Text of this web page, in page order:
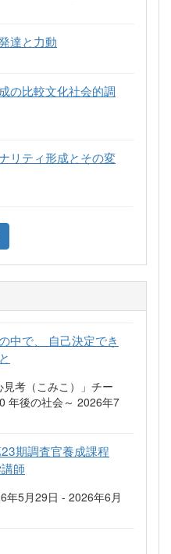
達と力動
の比較文化社会的調
リティ形成とその変
中で、 自己決定でき
考（こみこ）」チー
年後の社会～ 2026年7
期調査官養成課程
師
年5月29日 - 2026年6月